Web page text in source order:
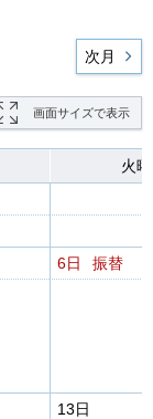
次月
画面サイズで表示
火
6日 振替
13日